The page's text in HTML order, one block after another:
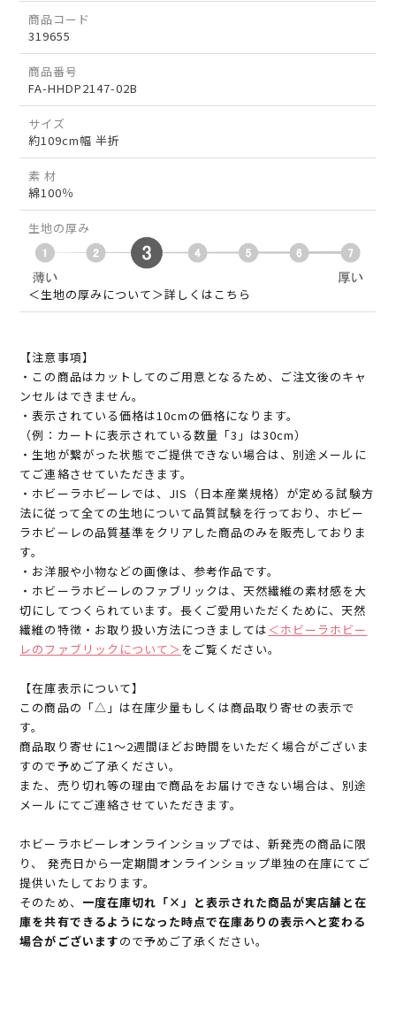
商品コード
319655
商品番号
FA-HHDP2147-02B
サイズ
約109cm幅 半折
素 材
綿100％
生地の厚み
＜生地の厚みについて＞詳しくはこちら
【注意事項】
・この商品はカットしてのご用意となるため、ご注文後のキャ
ンセルはできません。
・表示されている価格は10cmの価格になります。
（例：カートに表示されている数量「3」は30cm）
・生地が繋がった状態でご提供できない場合は、別途メールに
てご連絡させていただきます。
・ホビーラホビーレでは、JIS（日本産業規格）が定める試験方
法に従って全ての生地について品質試験を行っており、ホビー
ラホビーレの品質基準をクリアした商品のみを販売しておりま
す。
・お洋服や小物などの画像は、参考作品です。
・ホビーラホビーレのファブリックは、天然繊維の素材感を大
切にしてつくられています。長くご愛用いただくために、天然
繊維の特徴・お取り扱い方法につきましては＜ホビーラホビー
レのファブリックについて＞ をご覧ください。
【在庫表示について】
この商品の「△」は在庫少量もしくは商品取り寄せの表示で
す。
商品取り寄せに1～2週間ほどお時間をいただく場合がございま
すので予めご了承ください。
また、売り切れ等の理由で商品をお届けできない場合は、別途
メールにてご連絡させていただきます。
ホビーラホビーレオンラインショップでは、新発売の商品に限
り、 発売日から一定期間オンラインショップ単独の在庫にてご
提供いたしております。
そのため、 一度在庫切れ「×」と表示された商品が実店舗と在
庫を共有できるようになった時点で在庫ありの表示へと変わる
場合がございますので予めご了承ください。